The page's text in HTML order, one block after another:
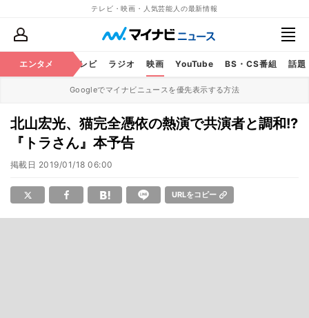
テレビ・映画・人気芸能人の最新情報
エンタメ
芸能 テレビ ラジオ 映画 YouTube BS・CS番組 話題
Googleでマイナビニュースを優先表示する方法
北山宏光、猫完全憑依の熱演で共演者と調和!?
『トラさん』本予告
掲載日 2019/01/18 06:00
URLをコピー